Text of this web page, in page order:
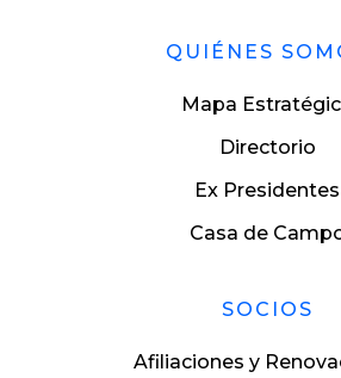
QUIÉNES
Mapa
Directorio
Ex Presidentes
Casa de
SOCIOS
Afiliaciones y